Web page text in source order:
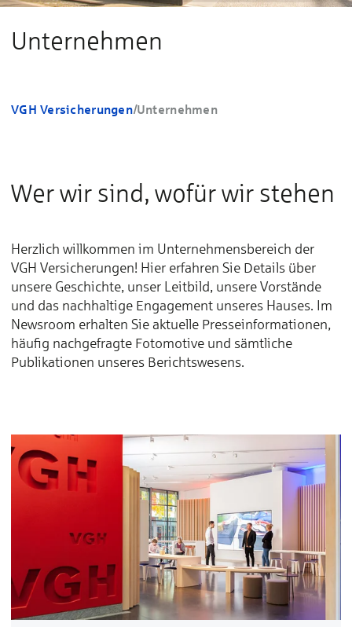
Unternehmen
VGH Versicherungen/Unternehmen
Wer wir sind, wofür wir stehen
Herzlich willkommen im Unternehmensbereich der
VGH Versicherungen! Hier erfahren Sie Details über
unsere Geschichte, unser Leitbild, unsere Vorstände
und das nachhaltige Engagement unseres Hauses. Im
Newsroom erhalten Sie aktuelle Presseinformationen,
häufig nachgefragte Fotomotive und sämtliche
Publikationen unseres Berichtswesens.